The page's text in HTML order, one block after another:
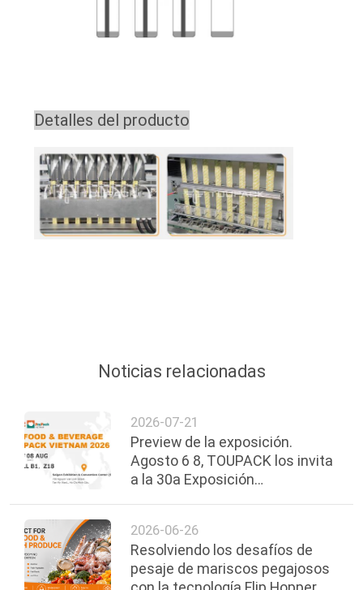
Detalles del producto
Noticias relacionadas
2026-07-21
Preview de la exposición.
Agosto 6 8, TOUPACK los invita
a la 30a Exposición
2026-06-26
Resolviendo los desafíos de
pesaje de mariscos pegajosos